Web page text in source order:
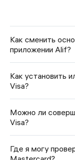
Как сменить
приложении Alif?
Как установить
Visa?
Можно ли
Visa?
Где я могу